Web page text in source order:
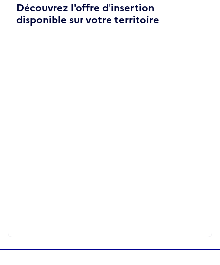
Découvrez l'offre d'insertion
disponible sur votre territoire